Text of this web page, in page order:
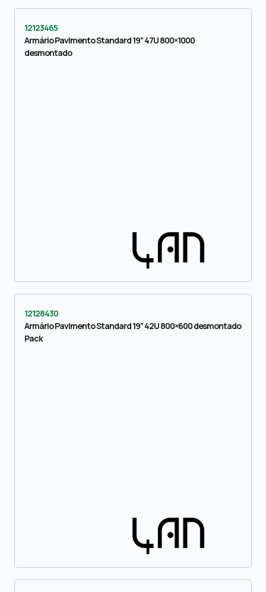
12123465
Armário Pavimento Standard 19” 47U 800×1000
desmontado
12128430
Armário Pavimento Standard 19” 42U 800×600 desmontado
Pack